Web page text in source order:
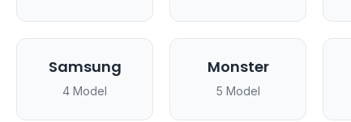
Samsung
4 Model
Monster
5 Model